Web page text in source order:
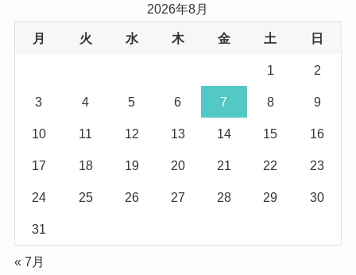
2026年8月
月 火 水 木 金 土 日
1 2
3 4 5 6 7 8 9
10 11 12 13 14 15 16
17 18 19 20 21 22 23
24 25 26 27 28 29 30
31
« 7月